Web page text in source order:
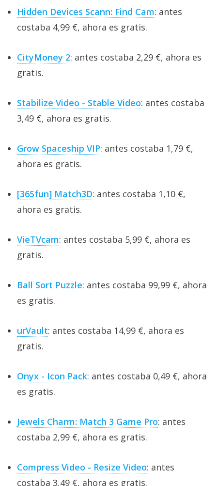
Hidden Devices Scann: Find Cam: antes
costaba 4,99 €, ahora es gratis.
CityMoney 2: antes costaba 2,29 €, ahora es
gratis.
Stabilize Video - Stable Video: antes costaba
3,49 €, ahora es gratis.
Grow Spaceship VIP: antes costaba 1,79 €,
ahora es gratis.
[365fun] Match3D: antes costaba 1,10 €,
ahora es gratis.
VieTVcam: antes costaba 5,99 €, ahora es
gratis.
Ball Sort Puzzle: antes costaba 99,99 €, ahora
es gratis.
urVault: antes costaba 14,99 €, ahora es
gratis.
Onyx - Icon Pack: antes costaba 0,49 €, ahora
es gratis.
Jewels Charm: Match 3 Game Pro: antes
costaba 2,99 €, ahora es gratis.
Compress Video - Resize Video: antes
costaba 3,49 €, ahora es gratis.